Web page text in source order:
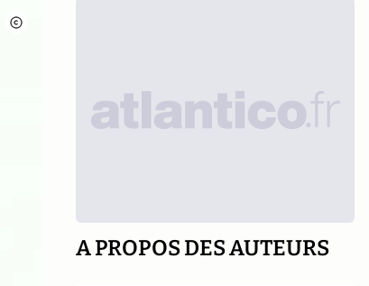
A PROPOS DES AUTEURS